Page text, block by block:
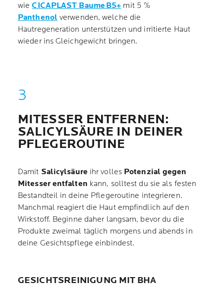
wieCICAPLAST Baume B5+ mit 5 %
Panthenol verwenden, welche die
Hautregeneration unterstützen und irritierte Haut
wieder ins Gleichgewicht bringen.
MITESSER ENTFERNEN:
SALICYLSÄURE IN DEINER
PFLEGEROUTINE
Damit Salicylsäure ihr volles Potenzial gegen
Mitesser entfalten kann, solltest du sie als festen
Bestandteil in deine Pflegeroutine integrieren.
Manchmal reagiert die Haut empfindlich auf den
Wirkstoff. Beginne daher langsam, bevor du die
Produkte zweimal täglich morgens und abends in
deine Gesichtspflege einbindest.
GESICHTSREINIGUNG MIT BHA